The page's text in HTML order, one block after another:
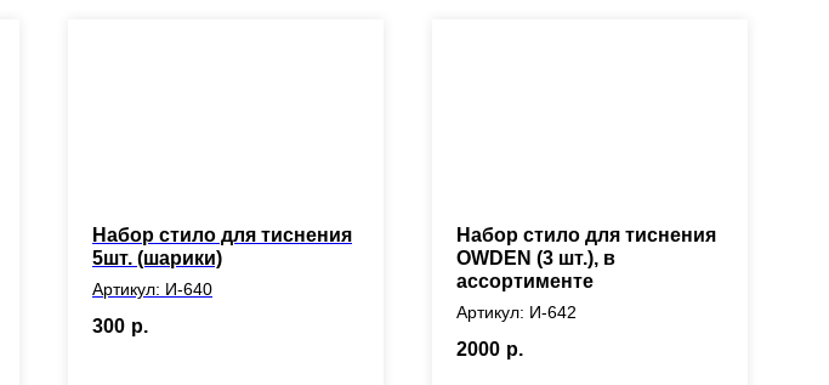
Набор стило для тиснения
5шт. (шарики)
Артикул: И-640
300 р.
Набор стило для тиснения
OWDEN (3 шт.), в
ассортименте
Артикул: И-642
2000 р.